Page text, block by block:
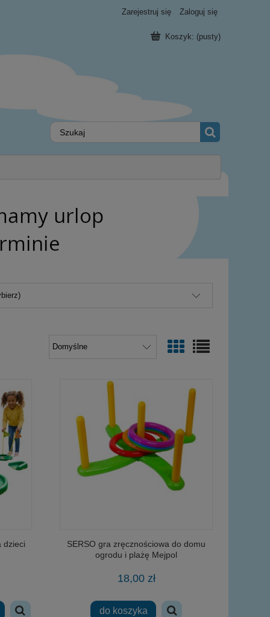
Zarejestruj się Zaloguj się
Koszyk: (pusty)
dzieci
SERSO gra zręcznościowa do domu
ogrodu i plażę Mejpol
18,00 zł
do koszyka